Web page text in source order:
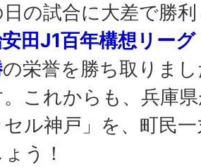
の試合に大差で勝
安田J1百年構想リー
の栄誉を勝ち取りま
これからも、兵庫
ル神戸」を、町民
う！